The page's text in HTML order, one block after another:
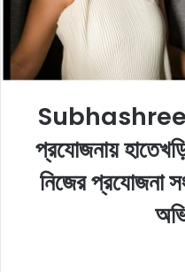
l
প্রযোজনায়
নিজের প্রযোজনা